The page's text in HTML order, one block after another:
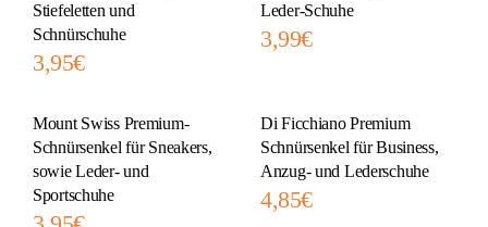
Stiefeletten und
Schnürschuhe
3,95€
Leder-Schuhe
3,99€
Mount Swiss Premium-
Schnürsenkel für Sneakers,
sowie Leder- und
Sportschuhe
Di Ficchiano Premium
Schnürsenkel für Business,
Anzug- und Lederschuhe
4,85€